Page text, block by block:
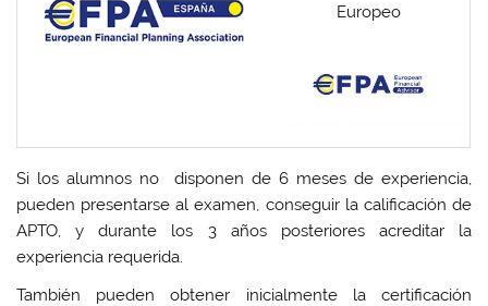
Europeo
Si los alumnos no disponen de 6 meses de experiencia,
pueden presentarse al examen, conseguir la calificación de
APTO, y durante los 3 años posteriores acreditar la
experiencia requerida.
También pueden obtener inicialmente la certificación